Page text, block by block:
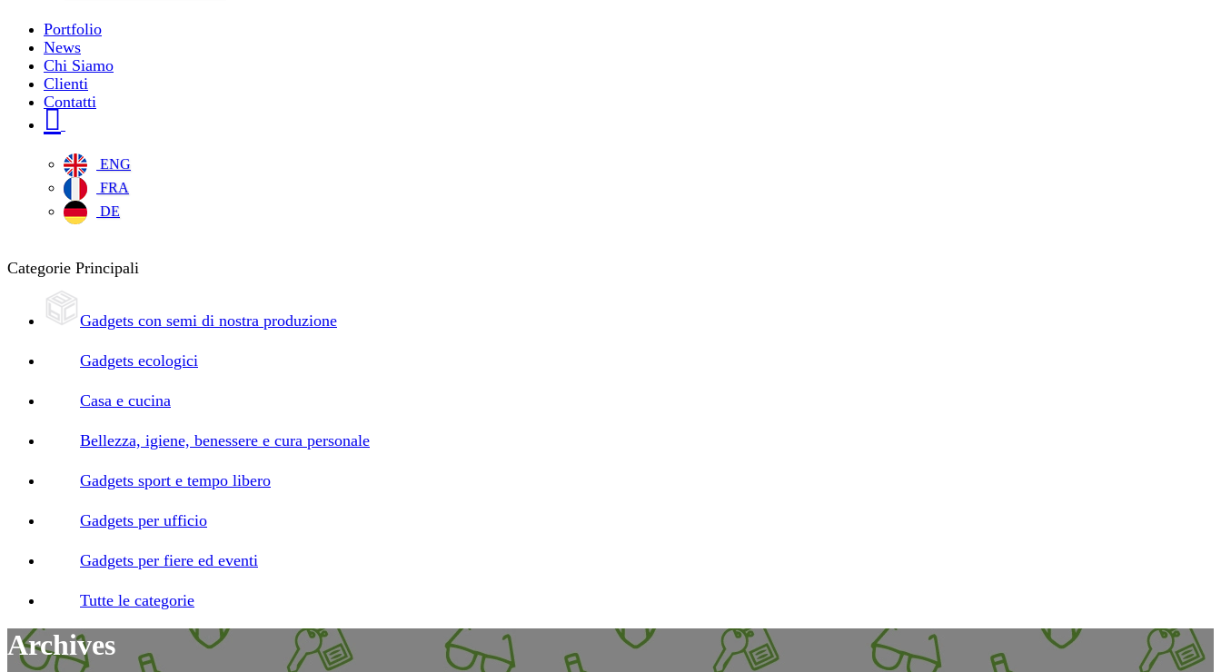
Portfolio
News
Chi Siamo
Clienti
Contatti
ENG
FRA
DE
Categorie Principali
Gadgets con semi di nostra produzione
Gadgets ecologici
Casa e cucina
Bellezza, igiene, benessere e cura personale
Gadgets sport e tempo libero
Gadgets per ufficio
Gadgets per fiere ed eventi
Tutte le categorie
Archives